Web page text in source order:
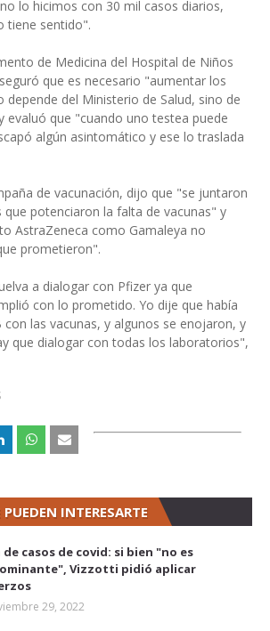
lo hicimos con 30 mil casos diarios,
tiene sentido".
de Medicina del Hospital de Niños
que es necesario "aumentar los
del Ministerio de Salud, sino de
evaluó que "cuando uno testea puede
algún asintomático y ese lo traslada
de vacunación, dijo que "se juntaron
que potenciaron la falta de vacunas" y
AstraZeneca como Gamaleya no
prometieron".
a dialogar con Pfizer ya que
con lo prometido. Yo dije que había
con las vacunas, y algunos se enojaron, y
que dialogar con todas los laboratorios",
INTERESARTE
de casos de covid: si bien "no es
Vizzotti pidió aplicar
29, 2022